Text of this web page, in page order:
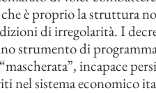
è proprio la struttura
di irregolarità. I
strumento di
incapace
nel sistema economico